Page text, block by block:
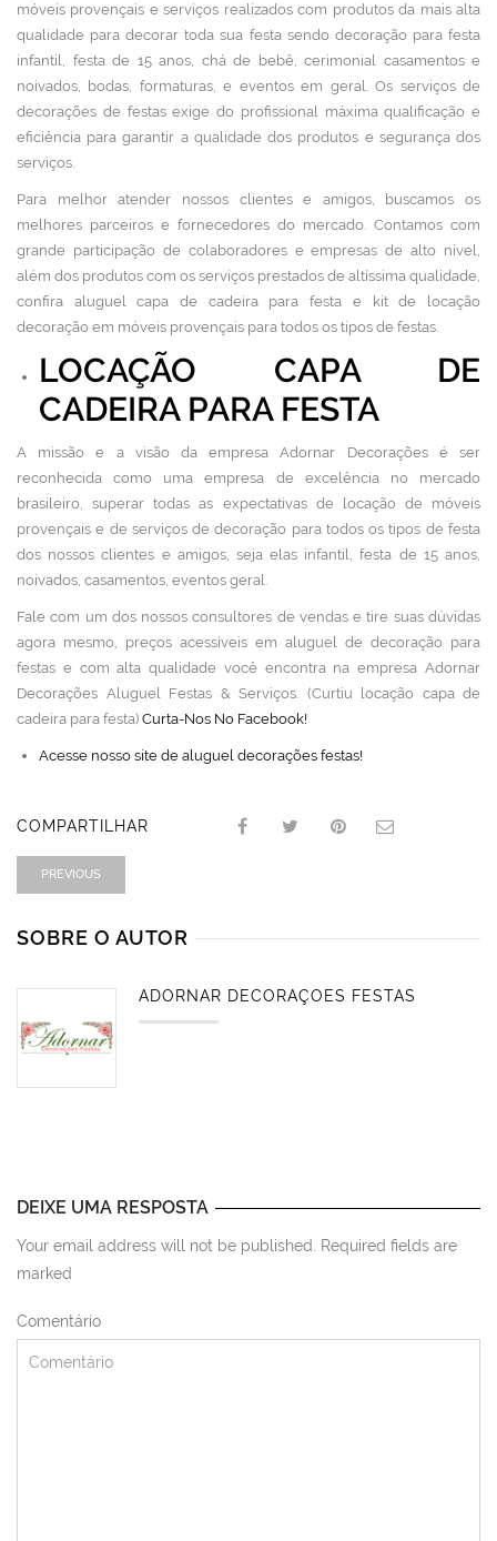
móveis provençais e serviços realizados com produtos da mais alta
qualidade para decorar toda sua festa sendo decoração para festa
infantil, festa de 15 anos, chá de bebê, cerimonial casamentos e
noivados, bodas, formaturas, e eventos em geral. Os serviços de
decorações de festas exige do profissional máxima qualificação e
eficiência para garantir a qualidade dos produtos e segurança dos
serviços.
Para melhor atender nossos clientes e amigos, buscamos os
melhores parceiros e fornecedores do mercado. Contamos com
grande participação de colaboradores e empresas de alto nível,
além dos produtos com os serviços prestados de altíssima qualidade,
confira aluguel capa de cadeira para festa e kit de locação
decoração em móveis provençais para todos os tipos de festas.
LOCAÇÃO CAPA DE
CADEIRA PARA FESTA
A missão e a visão da empresa Adornar Decorações é ser
reconhecida como uma empresa de excelência no mercado
brasileiro, superar todas as expectativas de locação de móveis
provençais e de serviços de decoração para todos os tipos de festa
dos nossos clientes e amigos, seja elas infantil, festa de 15 anos,
noivados, casamentos, eventos geral.
Fale com um dos nossos consultores de vendas e tire suas dúvidas
agora mesmo, preços acessíveis em aluguel de decoração para
festas e com alta qualidade você encontra na empresa Adornar
Decorações Aluguel Festas & Serviços. (Curtiu locação capa de
cadeira para festa) Curta-Nos No Facebook!
Acesse nosso site de aluguel decorações festas!
COMPARTILHAR
PREVIOUS
SOBRE O AUTOR
ADORNAR DECORAÇÕES FESTAS
DEIXE UMA RESPOSTA
Your email address will not be published. Required fields are
marked
Comentário